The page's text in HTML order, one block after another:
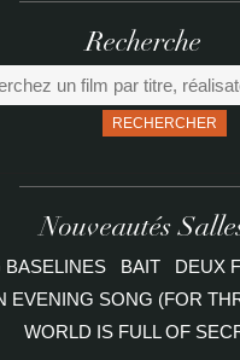
Recherche
RECHERCHER
Nouveautés
BASELINES BAIT
DEUX
EVENING SONG (FOR
WORLD IS FULL OF